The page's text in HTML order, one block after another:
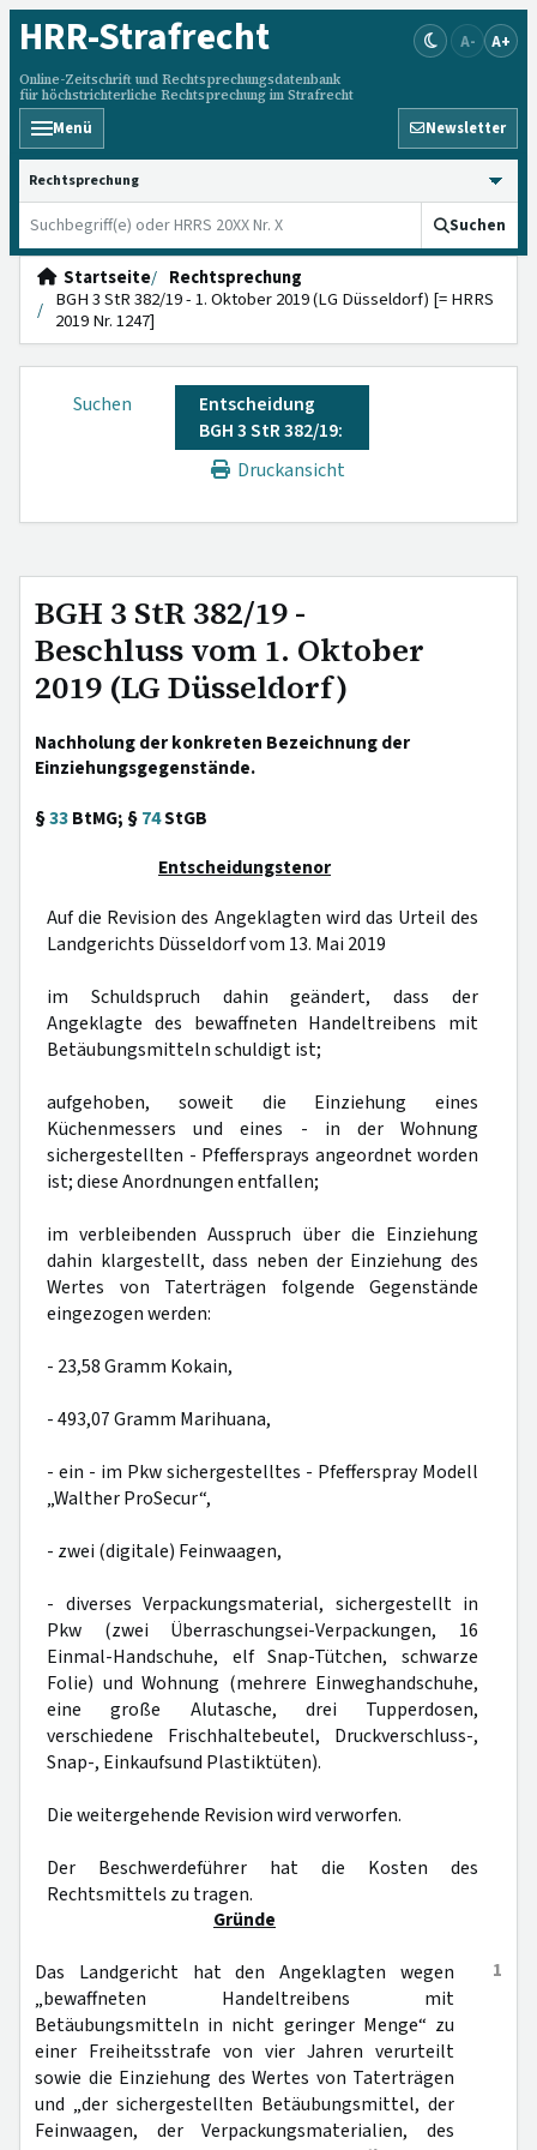
HRR-Strafrecht
Online-Zeitschrift und Rechtsprechungsdatenbank
für höchstrichterliche Rechtsprechung im Strafrecht
A- A+
Menü Newsletter
HRRS durchsuchen
Suchen
Startseite
Rechtsprechung
BGH 3 StR 382/19 - 1. Oktober 2019 (LG Düsseldorf) [= HRRS
2019 Nr. 1247]
Suchen
Entscheidung
BGH 3 StR 382/19:
Druckansicht
BGH 3 StR 382/19 -
Beschluss vom 1. Oktober
2019 (LG Düsseldorf)
Nachholung der konkreten Bezeichnung der
Einziehungsgegenstände.
§33BtMG; §74StGB
Entscheidungstenor
Auf die Revision des Angeklagten wird das Urteil des
Landgerichts Düsseldorf vom 13. Mai 2019
im Schuldspruch dahin geändert, dass der
Angeklagte des bewaffneten Handeltreibens mit
Betäubungsmitteln schuldigt ist;
aufgehoben, soweit die Einziehung eines
Küchenmessers und eines - in der Wohnung
sichergestellten - Pfeffersprays angeordnet worden
ist; diese Anordnungen entfallen;
im verbleibenden Ausspruch über die Einziehung
dahin klargestellt, dass neben der Einziehung des
Wertes von Taterträgen folgende Gegenstände
eingezogen werden:
- 23,58 Gramm Kokain,
- 493,07 Gramm Marihuana,
- ein - im Pkw sichergestelltes - Pfefferspray Modell
„Walther ProSecur“,
- zwei (digitale) Feinwaagen,
- diverses Verpackungsmaterial, sichergestellt in
Pkw (zwei Überraschungsei-Verpackungen, 16
Einmal-Handschuhe, elf Snap-Tütchen, schwarze
Folie) und Wohnung (mehrere Einweghandschuhe,
eine große Alutasche, drei Tupperdosen,
verschiedene Frischhaltebeutel, Druckverschluss-,
Snap-, Einkaufsund Plastiktüten).
Die weitergehende Revision wird verworfen.
Der Beschwerdeführer hat die Kosten des
Rechtsmittels zu tragen.
Gründe
1
Das Landgericht hat den Angeklagten wegen
„bewaffneten Handeltreibens mit
Betäubungsmitteln in nicht geringer Menge“ zu
einer Freiheitsstrafe von vier Jahren verurteilt
sowie die Einziehung des Wertes von Taterträgen
und „der sichergestellten Betäubungsmittel, der
Feinwaagen, der Verpackungsmaterialien, des